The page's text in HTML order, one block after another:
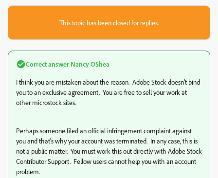
This topic has been closed for replies.
Correct answer Nancy OShea
I think you are mistaken about the reason. Adobe Stock doesn't bind
you to an exclusive agreement. You are free to sell your work at
other microstock sites.
Perhaps someone filed an official infringement complaint against
you and that's why your account was terminated. In any case, this is
not a public matter. You must work this out directly with Adobe Stock
Contributor Support. Fellow users cannot help you with an account
problem.